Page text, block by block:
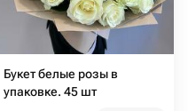
Букет белые розы в
упаковке. 45 шт